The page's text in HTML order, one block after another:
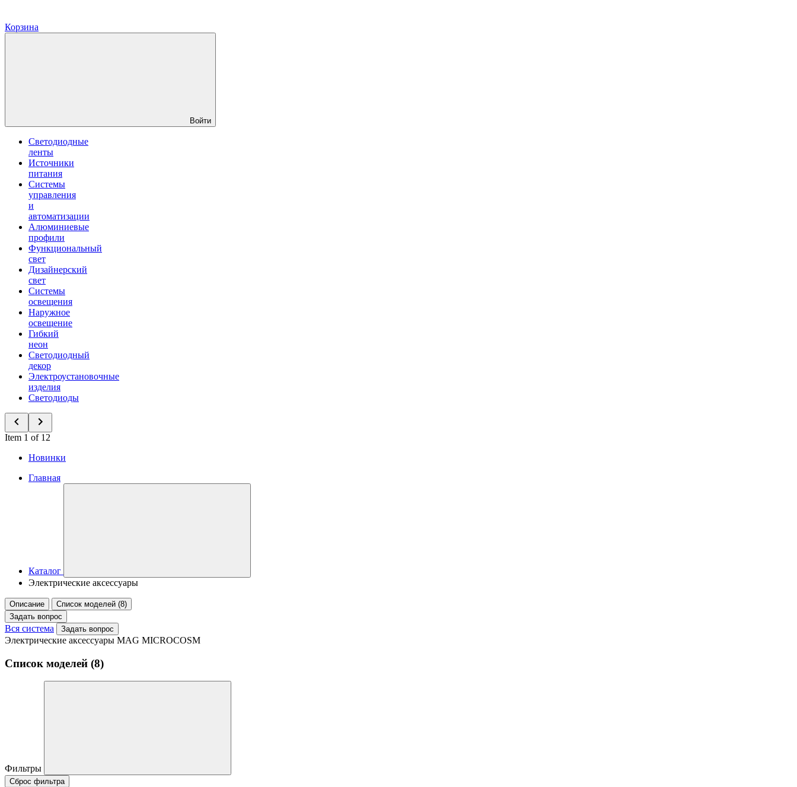
Корзина
Войти
Светодиодные
ленты
Источники
питания
Системы
управления
и
автоматизации
Алюминиевые
профили
Функциональный
свет
Дизайнерский
свет
Системы
освещения
Наружное
освещение
Гибкий
неон
Светодиодный
декор
Электроустановочные
изделия
Светодиоды
Item 1 of 12
Новинки
Главная
Каталог
Электрические аксессуары
Описание
Список моделей (8)
Задать вопрос
Вся система Задать вопрос
Электрические аксессуары MAG MICROCOSM
Список моделей (8)
Фильтры
Сброс фильтра